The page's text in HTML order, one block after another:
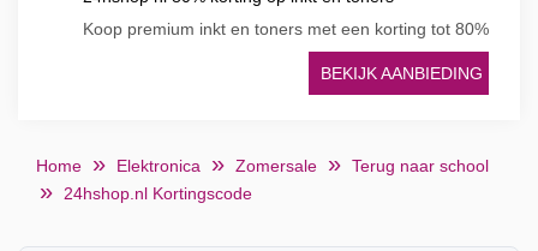
Koop premium inkt en toners met een korting tot 80%
BEKIJK AANBIEDING
Home Elektronica Zomersale
Terug naar school
24hshop.nl Kortingscode